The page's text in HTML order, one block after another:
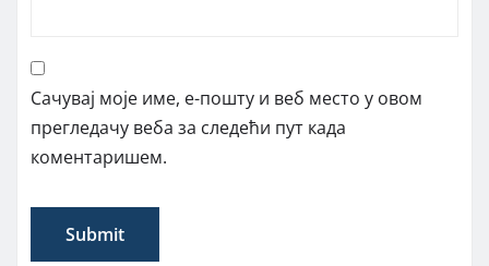
Сачувај моје име, е-пошту и веб место у овом
прегледачу веба за следећи пут када
коментаришем.